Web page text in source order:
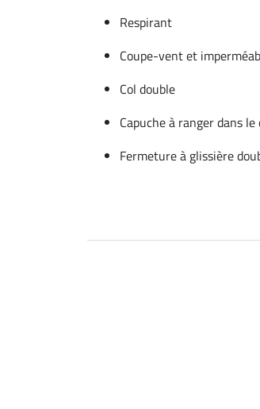
Respirant
Coupe-vent et
Col double
Capuche à ranger dans le
Fermeture à glissière